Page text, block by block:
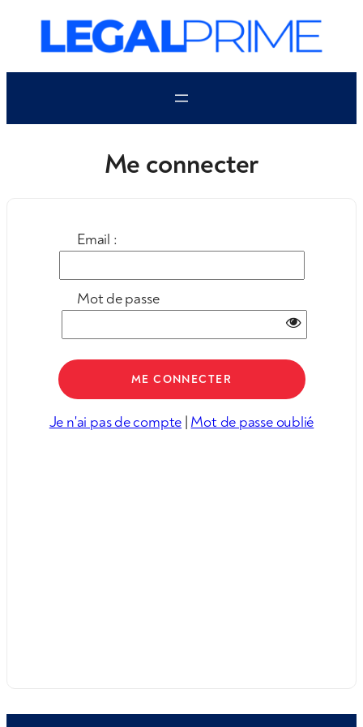
contenu
Me connecter
Email :
Mot de passe
Je n'ai pas de compte | Mot de passe oublié